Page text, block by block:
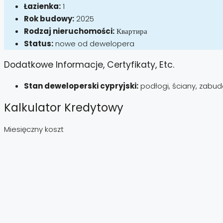
Łazienka:1
Rok budowy: 2025
Rodzaj nieruchomości:Квартира
Status:nowe od dewelopera
Dodatkowe Informacje, Certyfikaty, Etc.
Stan deweloperski cypryjski:podłogi, ściany,
Kalkulator Kredytowy
Miesięczny koszt